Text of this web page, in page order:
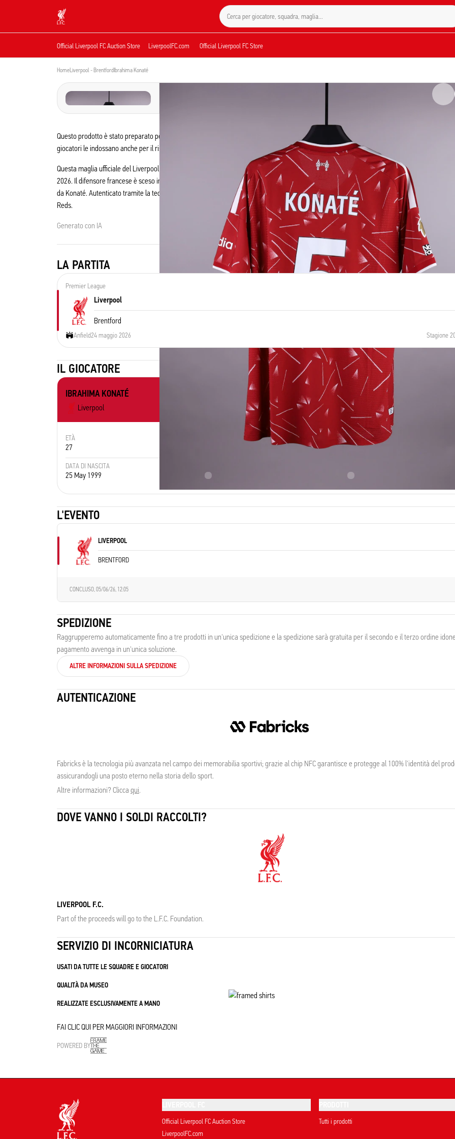
Cerca per giocatore, squadra, maglia...
Official Liverpool FC Auction Store LiverpoolFC.com Official Liverpool FC Store
HomeLiverpool - Brentford Ibrahima Konaté
Questo prodotto è stato preparato per la partita ma non è stato usato. Tuttavia, le maglie potrebbero presentare dei segni di utilizzo poiché
giocatori le indossano anche per il riscaldamento.
Questa maglia ufficiale del Liverpool FC è stata indossata da Ibrahima Konaté durante la sfida di Premier League contro il Brentford del 24
2026. Il difensore francese è sceso in campo come titolare ad Anfield in un match terminato 1-1. L'articolo presenta il numero 5 ed è stato
da Konaté. Autenticato tramite la tecnologia Fabricks, questo pezzo da collezione rappresenta una testimonianza reale della stagione 2025/
Reds.
Generato con IA
LA PARTITA
Premier League
Liverpool
Brentford
Anfield24 maggio 2026 Stagione
IL GIOCATORE
IBRAHIMA KONATÉ
Liverpool
ETÀ
27
NUMERO
5
TAGLIA
DATA DI NASCITA
25 May 1999
L'EVENTO
LIVERPOOL
BRENTFORD
CONCLUSO,05/06/26, 12:05
SPEDIZIONE
Raggrupperemo automaticamente fino a tre prodotti in un'unica spedizione e la spedizione sarà gratuita per il secondo e il terzo ordine
pagamento avvenga in un'unica soluzione.
ALTRE INFORMAZIONI SULLA SPEDIZIONE
AUTENTICAZIONE
Fabricks è la tecnologia più avanzata nel campo dei memorabilia sportivi; grazie al chip NFC garantisce e protegge al 100% l'identità del
assicurandogli una posto eterno nella storia dello sport.
Altre informazioni? Clicca qui.
DOVE VANNO I SOLDI RACCOLTI?
LIVERPOOL F.C.
Part of the proceeds will go to the L.F.C. Foundation.
SERVIZIO DI INCORNICIATURA
USATI DA TUTTE LE SQUADRE E GIOCATORI
QUALITÀ DA MUSEO
REALIZZATE ESCLUSIVAMENTE A MANO
FAI CLIC QUI PER MAGGIORI INFORMAZIONI
POWERED BY
Official Liverpool FC Auction Store
LiverpoolFC.com
Tutti i prodotti